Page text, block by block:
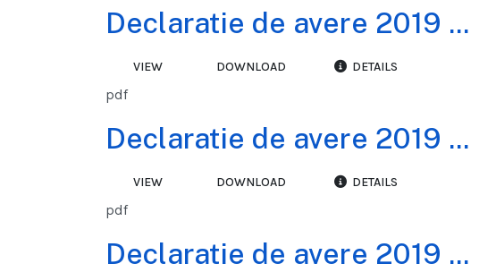
Declaratie de avere 2019 ...
VIEW DOWNLOAD DETAILS
pdf
Declaratie de avere 2019 ...
VIEW DOWNLOAD DETAILS
pdf
Declaratie de avere 2019 ...